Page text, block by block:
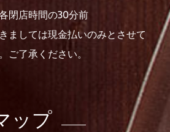
閉店時間の30分前
ましては現金払いのみとさせて
ご了承ください。
ップ